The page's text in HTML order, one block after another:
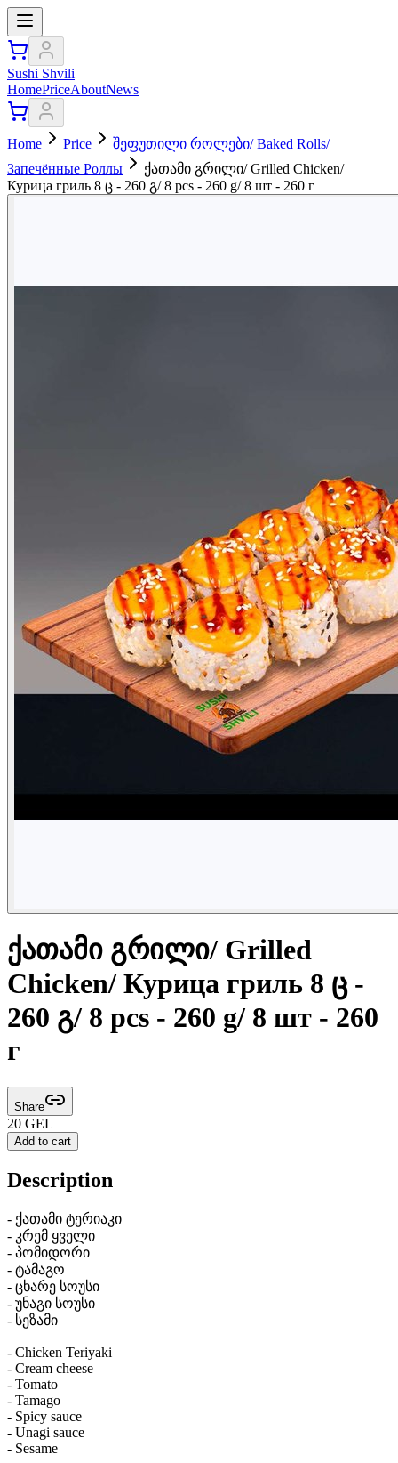
Sushi Shvili
HomePriceAboutNews
Home Price
შეფუთილი როლები/ Baked Rolls/
Запечённые Роллы
ქათამი გრილი/ Grilled Chicken/
Курица гриль 8 ც - 260 გ/ 8 pcs - 260 g/ 8 шт - 260 г
ქათამი გრილი/ Grilled
Chicken/ Курица гриль 8 ც -
260 გ/ 8 pcs - 260 g/ 8 шт - 260
г
Share
20 GEL
Add to cart
Description
- ქათამი ტერიაკი
- კრემ ყველი
- პომიდორი
- ტამაგო
- ცხარე სოუსი
- უნაგი სოუსი
- სეზამი
- Chicken Teriyaki
- Cream cheese
- Tomato
- Tamago
- Spicy sauce
- Unagi sauce
- Sesame